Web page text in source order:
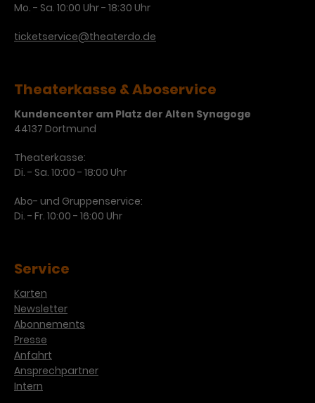
Mo. - Sa. 10:00 Uhr - 18:30 Uhr
ticketservice@theaterdo.de
Theaterkasse & Aboservice
Kundencenter am Platz der Alten Synagoge
44137 Dortmund
Theaterkasse:
Di. - Sa. 10:00 - 18:00 Uhr
Abo- und Gruppenservice:
Di. - Fr. 10:00 - 16:00 Uhr
Service
Karten
Newsletter
Abonnements
Presse
Anfahrt
Ansprechpartner
Intern